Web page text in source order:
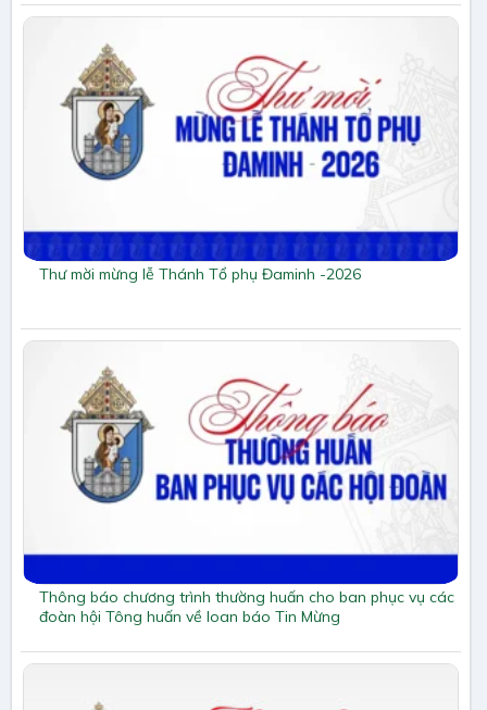
Thư mời mừng lễ Thánh Tổ phụ Đaminh -2026
Thông báo chương trình thường huấn cho ban phục vụ các
đoàn hội Tông huấn về loan báo Tin Mừng